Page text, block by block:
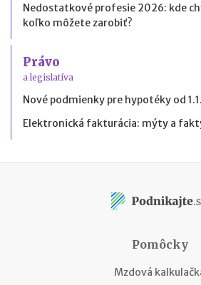
Nedostatkové profesie 2026: kde
koľko môžete zarobiť?
Právo
a legislatíva
Nové podmienky pre hypotéky od
Elektronická fakturácia: mýty a
Pomôcky
Mzdová